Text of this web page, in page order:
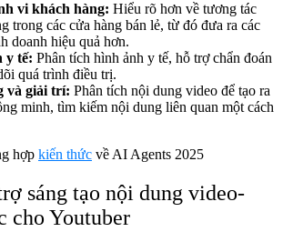
vi khách hàng: Hiểu rõ hơn về tương tác
trong các cửa hàng bán lẻ, từ đó đưa ra các
doanh hiệu quả hơn.
y tế: Phân tích hình ảnh y tế, hỗ trợ chẩn đoán
quá trình điều trị.
và giải trí: Phân tích nội dung video để tạo ra
minh, tìm kiếm nội dung liên quan một cách
hợp kiến thức về AI Agents 2025
sáng tạo nội dung video-
cho Youtuber